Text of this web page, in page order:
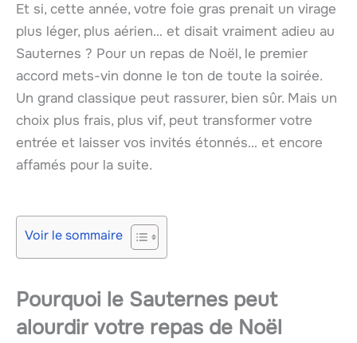
Et si, cette année, votre foie gras prenait un virage
plus léger, plus aérien… et disait vraiment adieu au
Sauternes ? Pour un repas de Noël, le premier
accord mets-vin donne le ton de toute la soirée.
Un grand classique peut rassurer, bien sûr. Mais un
choix plus frais, plus vif, peut transformer votre
entrée et laisser vos invités étonnés… et encore
affamés pour la suite.
Voir le sommaire
Pourquoi le Sauternes peut
alourdir votre repas de Noël